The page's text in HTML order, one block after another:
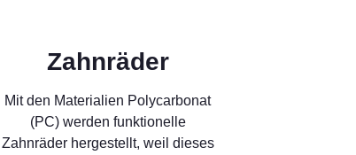
Zahnräder
Mit den Materialien Polycarbonat
(PC) werden funktionelle
Zahnräder hergestellt, weil dieses